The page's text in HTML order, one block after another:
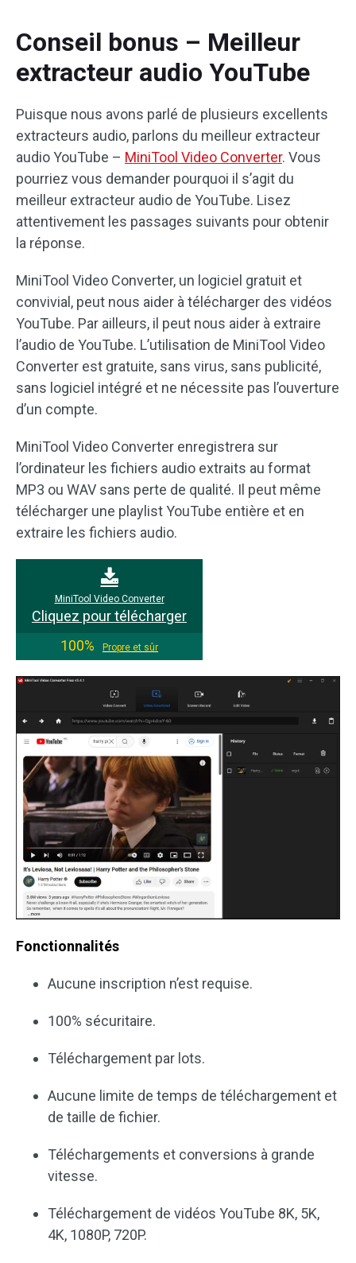
Conseil bonus – Meilleur
extracteur audio YouTube
Puisque nous avons parlé de plusieurs excellents
extracteurs audio, parlons du meilleur extracteur
audio YouTube – MiniTool Video Converter. Vous
pourriez vous demander pourquoi il s’agit du
meilleur extracteur audio de YouTube. Lisez
attentivement les passages suivants pour obtenir
la réponse.
MiniTool Video Converter, un logiciel gratuit et
convivial, peut nous aider à télécharger des vidéos
YouTube. Par ailleurs, il peut nous aider à extraire
l’audio de YouTube. L’utilisation de MiniTool Video
Converter est gratuite, sans virus, sans publicité,
sans logiciel intégré et ne nécessite pas l’ouverture
d’un compte.
MiniTool Video Converter enregistrera sur
l’ordinateur les fichiers audio extraits au format
MP3 ou WAV sans perte de qualité. Il peut même
télécharger une playlist YouTube entière et en
extraire les fichiers audio.
MiniTool Video Converter
Cliquez pour télécharger
100%
Propre et sûr
Fonctionnalités
Aucune inscription n’est requise.
100% sécuritaire.
Téléchargement par lots.
Aucune limite de temps de téléchargement et
de taille de fichier.
Téléchargements et conversions à grande
vitesse.
Téléchargement de vidéos YouTube 8K, 5K,
4K, 1080P, 720P.